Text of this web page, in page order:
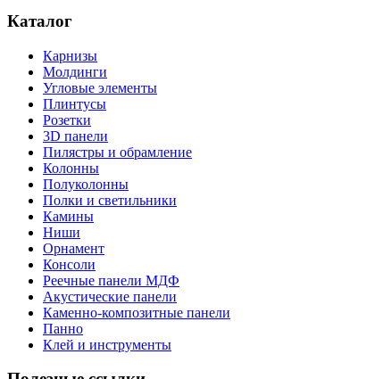
Каталог
Карнизы
Молдинги
Угловые элементы
Плинтусы
Розетки
3D панели
Пилястры и обрамление
Колонны
Полуколонны
Полки и светильники
Камины
Ниши
Орнамент
Консоли
Реечные панели МДФ
Акустические панели
Каменно-композитные панели
Панно
Клей и инструменты